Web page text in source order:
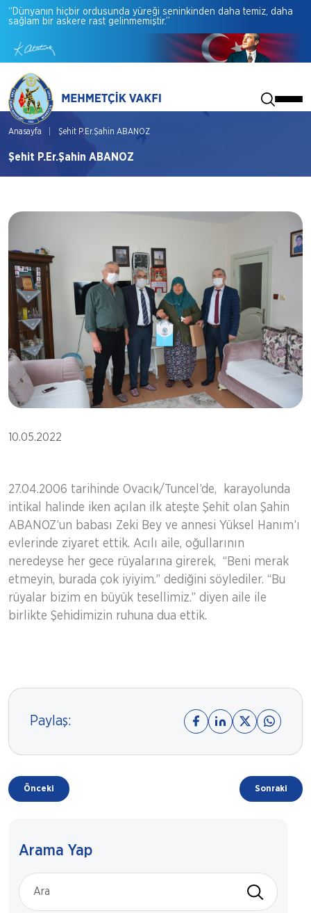
“Dünyanın hiçbir ordusunda yüreği seninkinden daha temiz, daha
sağlam bir askere rast gelinmemiştir.”
Anasayfa Şehit P.Er.Şahin ABANOZ
Şehit P.Er.Şahin ABANOZ
10.05.2022
27.04.2006 tarihinde Ovacık/Tuncel’de, karayolunda
intikal halinde iken açılan ilk ateşte Şehit olan Şahin
ABANOZ’un babası Zeki Bey ve annesi Yüksel Hanım’ı
evlerinde ziyaret ettik. Acılı aile, oğullarının
neredeyse her gece rüyalarına girerek, “Beni merak
etmeyin, burada çok iyiyim.” dediğini söylediler. “Bu
rüyalar bizim en büyük tesellimiz.” diyen aile ile
birlikte Şehidimizin ruhuna dua ettik.
Paylaş:
Önceki Sonraki
Arama Yap